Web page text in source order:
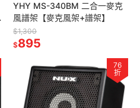
YHY MS-340BM 二合一麥克
風譜架【麥克風架+譜架】
$1,300
$895
76
折